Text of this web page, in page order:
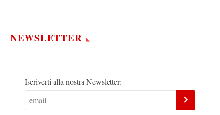
NEWSLETTER
Iscriverti alla nostra Newsletter: